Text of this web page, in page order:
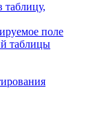
таблицу,
поле
таблицы